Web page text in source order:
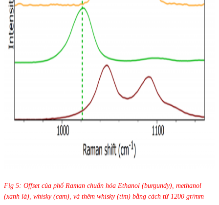
Fig 5: Offset của phổ Raman chuẩn hóa Ethanol (burgundy), methanol
(xanh lá), whisky (cam), và thêm whisky (tím) bằng cách tử 1200 gr/mm